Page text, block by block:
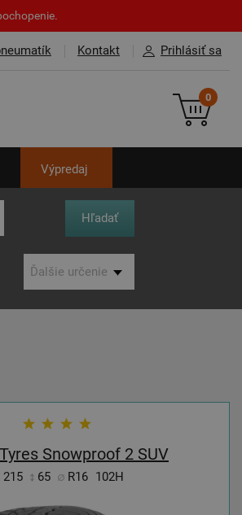
Kontakt Prihlásiť sa
0
Výpredaj
Snowproof 2 SUV
215 65 R16 102H